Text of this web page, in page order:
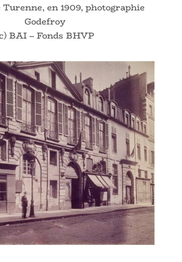
Turenne, en 1909, photographie
Godefroy
BAI – Fonds BHVP